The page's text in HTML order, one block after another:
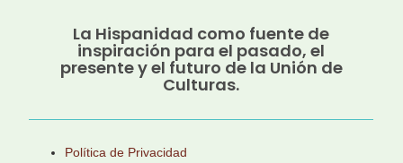
La Hispanidad como fuente de
inspiración para el pasado, el
presente y el futuro de la Unión de
Culturas.
Política de Privacidad